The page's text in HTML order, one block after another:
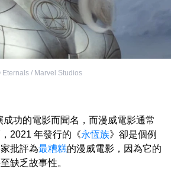
Eternals / Marvel Studios
成功的電影而聞名，而漫威電影通常
2021 年發行的《永恆族》卻是個例
批評為最糟糕的漫威電影，因為它的
缺乏故事性。